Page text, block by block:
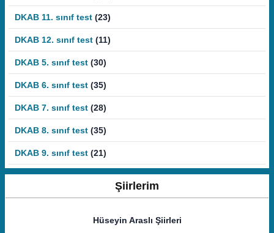
DKAB 11. sınıf test (23)
DKAB 12. sınıf test (11)
DKAB 5. sınıf test (30)
DKAB 6. sınıf test (35)
DKAB 7. sınıf test (28)
DKAB 8. sınıf test (35)
DKAB 9. sınıf test (21)
Şiirlerim
Hüseyin Araslı Şiirleri